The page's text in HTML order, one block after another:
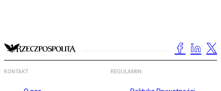
KONTAKT REGULAMIN